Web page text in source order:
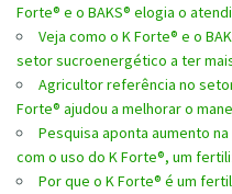
Forte® e o BAKS® elogia o
Veja como o K Forte® e o
setor sucroenergético a ter
Agricultor referência no
Forte® ajudou a melhorar o
Pesquisa aponta aumento
com o uso do K Forte®, um
Por que o K Forte® é um